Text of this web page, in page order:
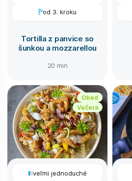
od 3. kroku
Tortilla z panvice so
šunkou a mozzarellou
20 min
Obed
Večera
veľmi jednoduché